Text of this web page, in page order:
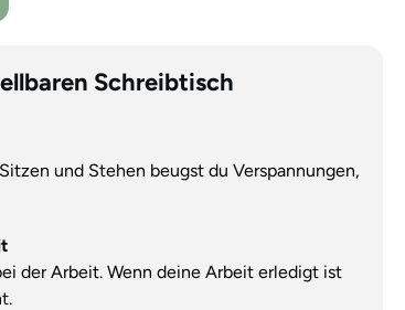
Schreibtisch
und Stehen beugst du Verspannungen,
der Arbeit. Wenn deine Arbeit erledigt ist